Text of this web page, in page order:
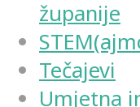
županije
Tečajevi
Umjetna